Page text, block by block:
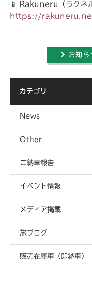
📱 Rakuneru（ラクネ
https://
お知
カテゴリー
News
Other
ご納車報告
イベント情報
メディア掲載
旅ブログ
販売在庫車（即納車）